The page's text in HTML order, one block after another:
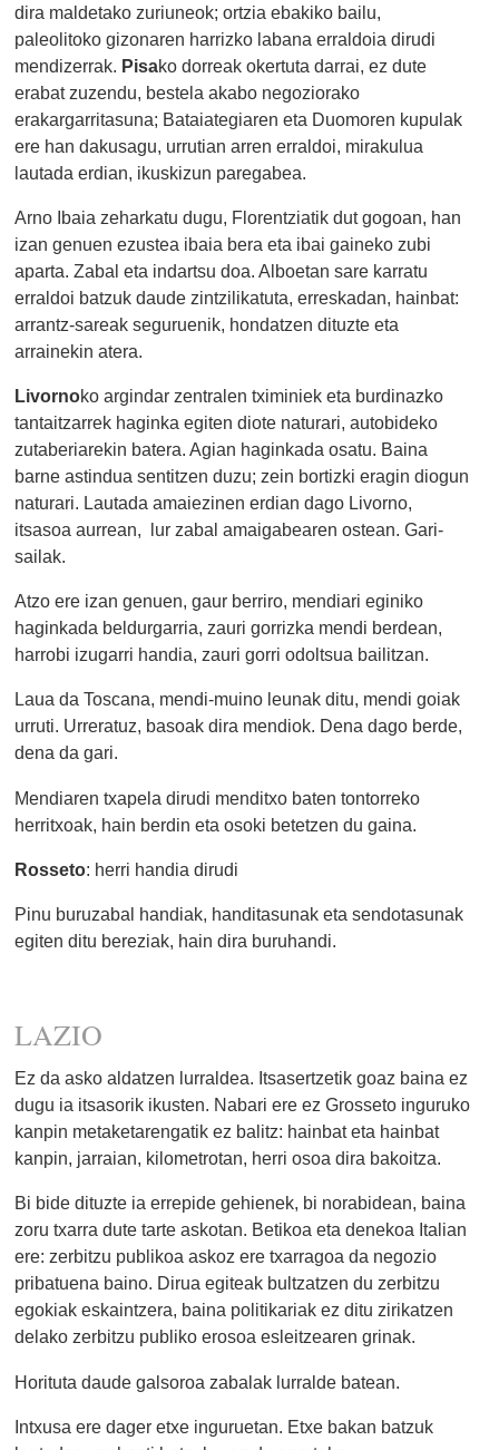
dira maldetako zuriuneok; ortzia ebakiko bailu,
paleolitoko gizonaren harrizko labana erraldoia dirudi
mendizerrak. Pisako dorreak okertuta darrai, ez dute
erabat zuzendu, bestela akabo negoziorako
erakargarritasuna; Bataiategiaren eta Duomoren kupulak
ere han dakusagu, urrutian arren erraldoi, mirakulua
lautada erdian, ikuskizun paregabea.
Arno Ibaia zeharkatu dugu, Florentziatik dut gogoan, han
izan genuen ezustea ibaia bera eta ibai gaineko zubi
aparta. Zabal eta indartsu doa. Alboetan sare karratu
erraldoi batzuk daude zintzilikatuta, erreskadan, hainbat:
arrantz-sareak seguruenik, hondatzen dituzte eta
arrainekin atera.
Livornoko argindar zentralen tximiniek eta burdinazko
tantaitzarrek haginka egiten diote naturari, autobideko
zutaberiarekin batera. Agian haginkada osatu. Baina
barne astindua sentitzen duzu; zein bortizki eragin diogun
naturari. Lautada amaiezinen erdian dago Livorno,
itsasoa aurrean, lur zabal amaigabearen ostean. Gari-
sailak.
Atzo ere izan genuen, gaur berriro, mendiari eginiko
haginkada beldurgarria, zauri gorrizka mendi berdean,
harrobi izugarri handia, zauri gorri odoltsua bailitzan.
Laua da Toscana, mendi-muino leunak ditu, mendi goiak
urruti. Urreratuz, basoak dira mendiok. Dena dago berde,
dena da gari.
Mendiaren txapela dirudi menditxo baten tontorreko
herritxoak, hain berdin eta osoki betetzen du gaina.
Rosseto: herri handia dirudi
Pinu buruzabal handiak, handitasunak eta sendotasunak
egiten ditu bereziak, hain dira buruhandi.
LAZIO
Ez da asko aldatzen lurraldea. Itsasertzetik goaz baina ez
dugu ia itsasorik ikusten. Nabari ere ez Grosseto inguruko
kanpin metaketarengatik ez balitz: hainbat eta hainbat
kanpin, jarraian, kilometrotan, herri osoa dira bakoitza.
Bi bide dituzte ia errepide gehienek, bi norabidean, baina
zoru txarra dute tarte askotan. Betikoa eta denekoa Italian
ere: zerbitzu publikoa askoz ere txarragoa da negozio
pribatuena baino. Dirua egiteak bultzatzen du zerbitzu
egokiak eskaintzera, baina politikariak ez ditu zirikatzen
delako zerbitzu publiko erosoa esleitzearen grinak.
Horituta daude galsoroa zabalak lurralde batean.
Intxusa ere dager etxe inguruetan. Etxe bakan batzuk